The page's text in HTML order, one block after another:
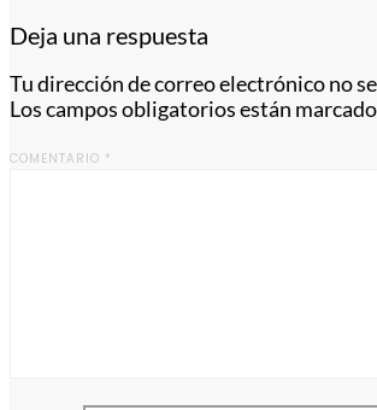
Deja una respuesta
Tu dirección de correo electrónico no
Los campos obligatorios están
COMENTARIO *